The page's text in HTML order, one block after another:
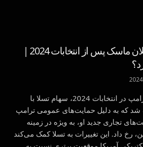
جهش سهام تسلا ایلان ماسک پس از انتخابات 2024 |
پس از پیروزی دونالد ترامپ در انتخابات 2024، سهام تسلا با
که به دلیل حمایت‌های عمومی ترامپ
تجاری جدید او، به ویژه در زمینه
رخ داد. این تغییرات به تسلا کمک می‌کند